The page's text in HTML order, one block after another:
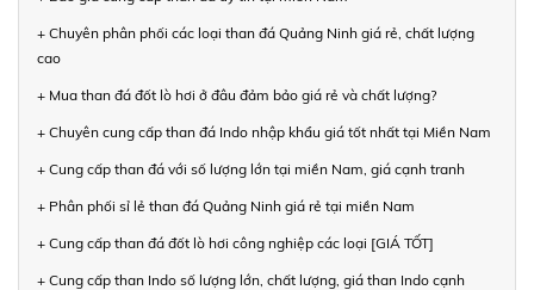
+ Chuyên phân phối các loại than đá Quảng Ninh giá rẻ, chất lượng
cao
+ Mua than đá đốt lò hơi ở đâu đảm bảo giá rẻ và chất lượng?
+ Chuyên cung cấp than đá Indo nhập khẩu giá tốt nhất tại Miền Nam
+ Cung cấp than đá với số lượng lớn tại miền Nam, giá cạnh tranh
+ Phân phối sỉ lẻ than đá Quảng Ninh giá rẻ tại miền Nam
+ Cung cấp than đá đốt lò hơi công nghiệp các loại [GIÁ TỐT]
+ Cung cấp than Indo số lượng lớn, chất lượng, giá than Indo cạnh